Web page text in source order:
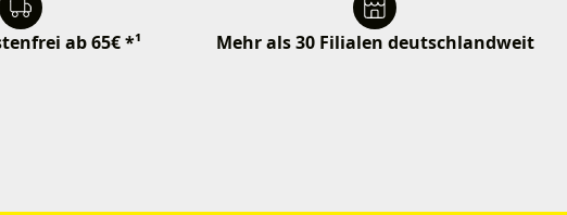
ab 65€ *¹ Mehr als 30 Filialen deutschlandweit